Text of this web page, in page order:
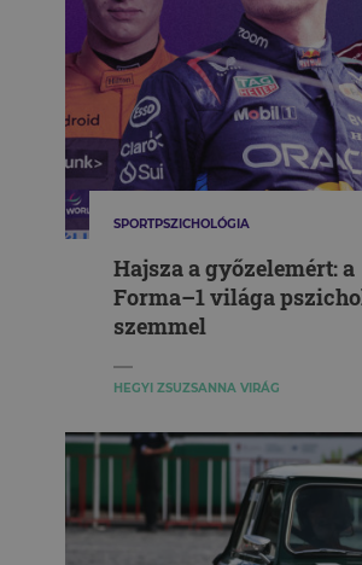
SPORTPSZICHOLÓGIA
Hajsza a győzelemért: a
Forma–1 világa
szemmel
HEGYI ZSUZSANNA VIRÁG